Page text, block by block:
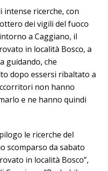
intense ricerche, con
dei vigili del fuoco
a Caggiano, il
in località Bosco, a
guidando, che
dopo essersi ribaltato a
non hanno
e ne hanno quindi
le ricerche del
scomparso da sabato
in località Bosco”,